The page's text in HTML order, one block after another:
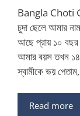
Bangla Choti
চুদা ছেলে আমার
আছে প্রায় ১০ বছর
আমার বয়স তখন
স্বামীকে ভয়
Read more